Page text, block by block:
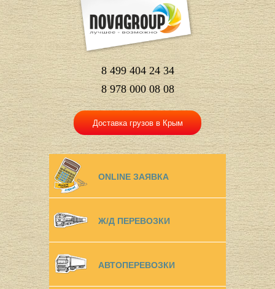
8 499 404 24 34
8 978 000 08 08
Доставка грузов в Крым
ONLINE ЗАЯВКА
Ж/Д ПЕРЕВОЗКИ
АВТОПЕРЕВОЗКИ